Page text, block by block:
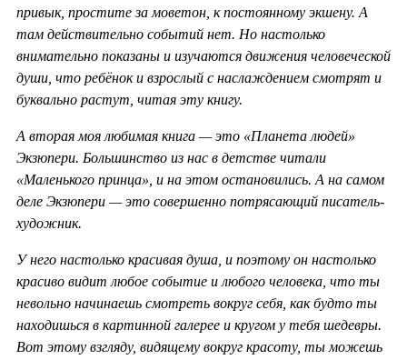
привык, простите за моветон, к постоянному экшену. А
там действительно событий нет. Но настолько
внимательно показаны и изучаются движения человеческой
души, что ребёнок и взрослый с наслаждением смотрят и
буквально растут, читая эту книгу.
А вторая моя любимая книга — это «Планета людей»
Экзюпери. Большинство из нас в детстве читали
«Маленького принца», и на этом остановились. А на самом
деле Экзюпери — это совершенно потрясающий писатель-
художник.
У него настолько красивая душа, и поэтому он настолько
красиво видит любое событие и любого человека, что ты
невольно начинаешь смотреть вокруг себя, как будто ты
находишься в картинной галерее и кругом у тебя шедевры.
Вот этому взгляду, видящему вокруг красоту, ты можешь